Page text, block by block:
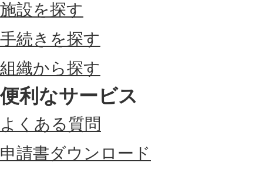
施設を探す
手続きを探す
組織から探す
便利なサービス
よくある質問
申請書ダウンロード